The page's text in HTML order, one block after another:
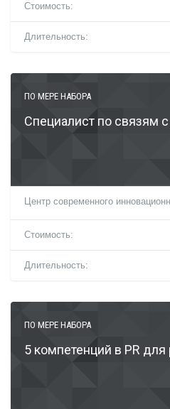
Стоимость:
Длительность:
ПО МЕРЕ НАБОРА
Специалист по связям
Центр современного
Стоимость:
Длительность:
ПО МЕРЕ НАБОРА
5 компетенций в PR для